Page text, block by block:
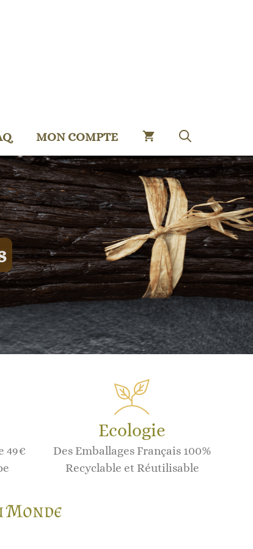
MON COMPTE
49€
Ecologie
Des Emballages Français 100%
Recyclable et Réutilisable
Monde